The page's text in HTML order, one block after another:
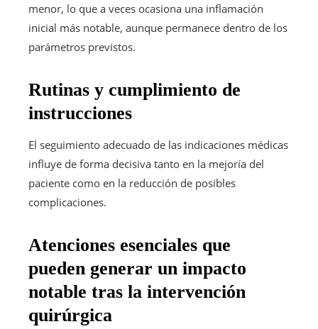
menor, lo que a veces ocasiona una inflamación
inicial más notable, aunque permanece dentro de los
parámetros previstos.
Rutinas y cumplimiento de
instrucciones
El seguimiento adecuado de las indicaciones médicas
influye de forma decisiva tanto en la mejoría del
paciente como en la reducción de posibles
complicaciones.
Atenciones esenciales que
pueden generar un impacto
notable tras la intervención
quirúrgica